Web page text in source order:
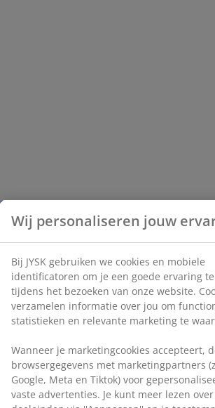
Wij personaliseren jouw
Bij JYSK gebruiken we cookies en mobiele
identificatoren om je een goede ervaring
tijdens het bezoeken van onze website.
verzamelen informatie over jou om
statistieken en relevante marketing te
Wanneer je marketingcookies accepteert,
browsergegevens met marketingpartners
Google, Meta en Tiktok) voor
vaste advertenties. Je kunt meer lezen